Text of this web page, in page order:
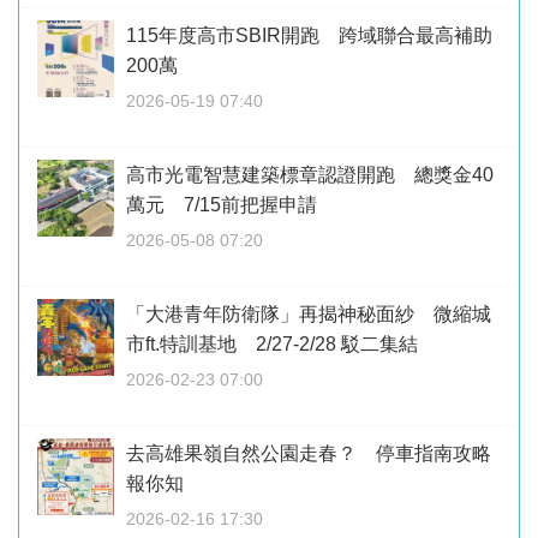
115年度高市SBIR開跑 跨域聯合最高補助
200萬
2026-05-19 07:40
高市光電智慧建築標章認證開跑 總獎金40
萬元 7/15前把握申請
2026-05-08 07:20
「大港青年防衛隊」再揭神秘面紗 微縮城
市ft.特訓基地 2/27-2/28 駁二集結
2026-02-23 07:00
去高雄果嶺自然公園走春？ 停車指南攻略
報你知
2026-02-16 17:30